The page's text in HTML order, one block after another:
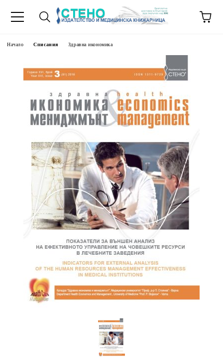
Начало Списания Здравна икономика